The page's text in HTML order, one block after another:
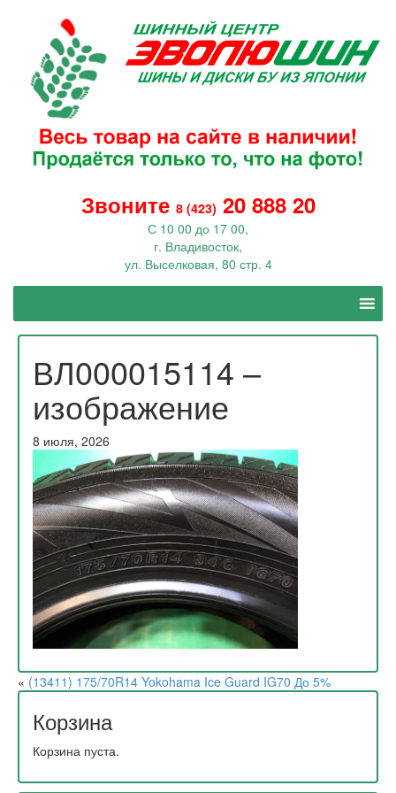
Звоните 8 (423) 20 888 20
С 10 00 до 17 00,
г. Владивосток,
ул. Выселковая, 80 стр. 4
ВЛ000015114 –
изображение
8 июля, 2026
« (13411) 175/70R14 Yokohama Ice Guard IG70 До 5%
Корзина
Корзина пуста.